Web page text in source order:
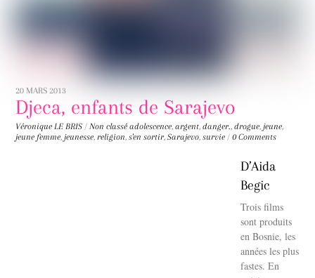
20 MARS 2013
Djeca, enfants de Sarajevo
Véronique LE BRIS / Non classé adolescence,argent,danger.,drogue, jeune,
jeune femme, jeunesse, religion,s'en sortir,Sarajevo,survie / 0 Comments
D’Aida
Begic
Trois films
sont produits
en Bosnie, les
années les plus
fastes. En